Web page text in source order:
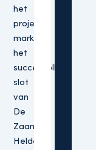
het
project
markeert
het
succesvolle
slot
van
De
Zaanse
Helden.